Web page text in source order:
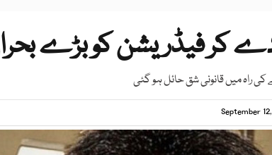
کر فیڈریشن کو بڑے
راہ میں قانونی شق حائل ہو گئی
September